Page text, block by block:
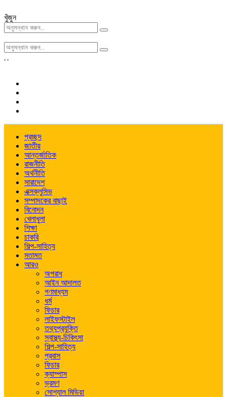
খুঁজুন
, ,
প্রচ্ছদ
জাতীয়
আন্তর্জাতিক
রাজনীতি
অর্থনীতি
সারাদেশ
এক্সক্লুসিভ
সম্পাদকের বাছাই
বিনোদন
খেলাধুলা
শিক্ষা
চাকরি
শিল্প-সাহিত্য
মতামত
আরও
অপরাধ
আইন আদালত
গণমাধ্যম
ধর্ম
ফিচার
লাইফস্টাইল
তথ্যপ্রযুক্তি
স্বাস্থ্য-চিকিৎসা
শিল্প-সাহিত্য
প্রবাস
ফিচার
ক্যাম্পাস
ভ্রমণ
সোশ্যাল মিডিয়া